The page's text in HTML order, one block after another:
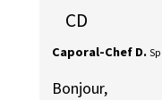
CD
Caporal-Chef D.
Bonjour,